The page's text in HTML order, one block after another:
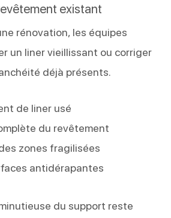
existant
rénovation, les équipes
un liner vieillissant ou corriger
déjà présents.
de liner usé
du revêtement
zones fragilisées
antidérapantes
du support reste